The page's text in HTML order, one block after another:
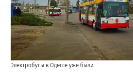
Электробусы в Одессе уже были